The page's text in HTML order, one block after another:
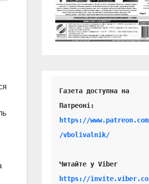
Газета доступна на
https://www.patreon.com
/vbolivalnik/
Читайте у Viber
https://invite.viber.co